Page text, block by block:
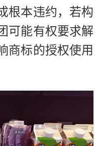
根本违约，若构
可能有权要求解
商标的授权使用